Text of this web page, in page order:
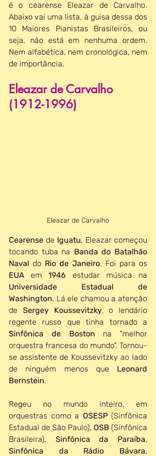
é o cearense Eleazar de Carvalho.
Abaixo vai uma lista, à guisa dessa dos
10 Maiores Pianistas Brasileiros, ou
seja, não está em nenhuma ordem.
Nem alfabética, nem cronológica, nem
de importância.
Eleazar de Carvalho
(1912-1996)
Eleazar de Carvalho
Cearense de Iguatu, Eleazar começou
tocando tuba na Banda do Batalhão
Naval do Rio de Janeiro
EUA em 1946
Universidade Estadual de
Washington. Lá ele chamou a atenção
de Sergey Koussevitzky, o lendário
Sinfônica de Boston na "melhor
orquestra francesa do mundo". Tornou-
se assistente de Koussevitzky ao lado
de ninguém menos que Leonard
Bernstein.
Regeu no mundo inteiro, em
orquestras como a OSESP (Sinfônica
Estadual de São Paulo), OSB (Sinfônica
Brasileira), Sinfônica da Paraíba
Sinfônica da Rádio Bávara